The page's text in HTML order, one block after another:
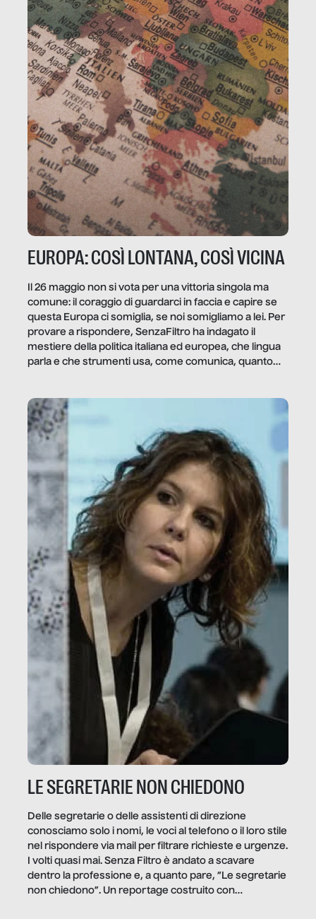
EUROPA: COSÌ LONTANA, COSÌ VICINA
Il 26 maggio non si vota per una vittoria singola ma
comune: il coraggio di guardarci in faccia e capire se
questa Europa ci somiglia, se noi somigliamo a lei. Per
provare a rispondere, SenzaFiltro ha indagato il
mestiere della politica italiana ed europea, che lingua
parla e che strumenti usa, come comunica, quanto
LE SEGRETARIE NON CHIEDONO
Delle segretarie o delle assistenti di direzione
conosciamo solo i nomi, le voci al telefono o il loro stile
nel rispondere via mail per filtrare richieste e urgenze.
I volti quasi mai. Senza Filtro è andato a scavare
dentro la professione e, a quanto pare, “Le segretarie
non chiedono”. Un reportage costruito con